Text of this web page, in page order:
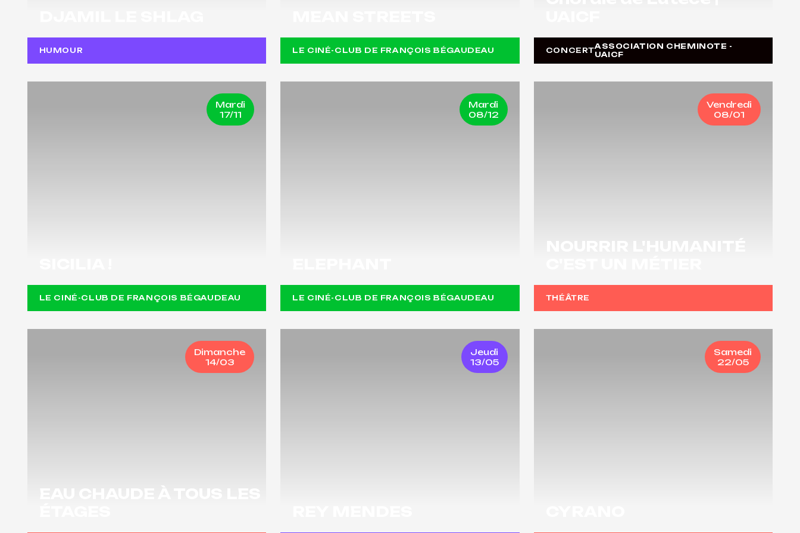
HUMOUR LE CINÉ-CLUB DE FRANÇOIS BÉGAUDEAU CONCERTASSOCIATION CHEMINOTE -
UAICF
Mardi
17/11
LE CINÉ-CLUB DE FRANÇOIS BÉGAUDEAU
Mardi
08/12
LE CINÉ-CLUB DE FRANÇOIS BÉGAUDEAU
Vendredi
08/01
THÉÂTRE
Dimanche
14/03
Jeudi
13/05
Samedi
22/05